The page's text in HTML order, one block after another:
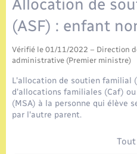
Sécurité - Prévention
Transports
Voirie et espace public
Allocation de
(ASF) : enfant
Vérifié le 01/11/2022 – Direction
administrative (Premier ministre)
L'allocation de soutien familial
d'allocations familiales (Caf)
(MSA) à la personne qui élève
par l'autre parent.